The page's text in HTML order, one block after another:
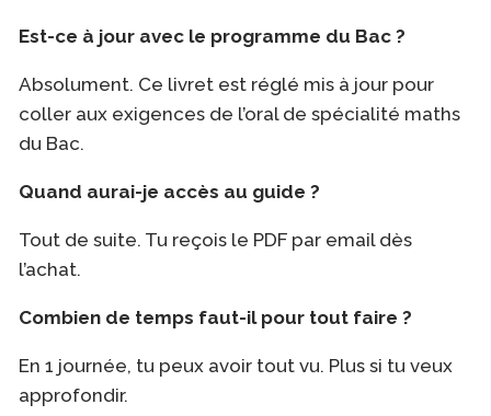
Est-ce à jour avec le programme du Bac ?
Absolument. Ce livret est réglé mis à jour pour
coller aux exigences de l’oral de spécialité maths
du Bac.
Quand aurai-je accès au guide ?
Tout de suite. Tu reçois le PDF par email dès
l’achat.
Combien de temps faut-il pour tout faire ?
En 1 journée, tu peux avoir tout vu. Plus si tu veux
approfondir.